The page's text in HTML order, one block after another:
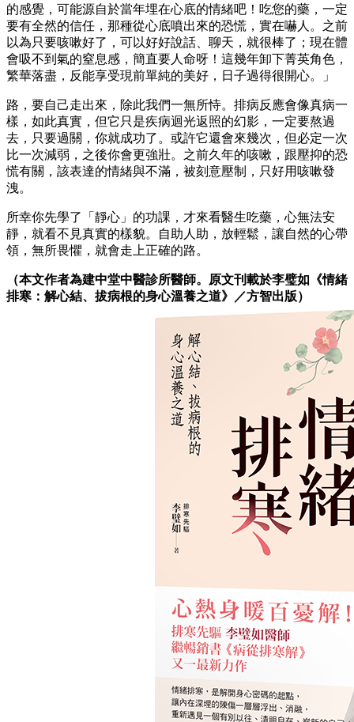
的感覺，可能源自於當年埋在心底的情緒吧！吃您的藥，一定
要有全然的信任，那種從心底噴出來的恐慌，實在嚇人。之前
以為只要咳嗽好了，可以好好說話、聊天，就很棒了；現在體
會吸不到氣的窒息感，簡直要人命呀！這幾年卸下菁英角色，
繁華落盡，反能享受現前單純的美好，日子過得很開心。」
路，要自己走出來，除此我們一無所恃。排病反應會像真病一
樣，如此真實，但它只是疾病迴光返照的幻影，一定要熬過
去，只要過關，你就成功了。或許它還會來幾次，但必定一次
比一次減弱，之後你會更強壯。之前久年的咳嗽，跟壓抑的恐
慌有關，該表達的情緒與不滿，被刻意壓制，只好用咳嗽發
洩。
所幸你先學了「靜心」的功課，才來看醫生吃藥，心無法安
靜，就看不見真實的樣貌。自助人助，放輕鬆，讓自然的心帶
領，無所畏懼，就會走上正確的路。
（本文作者為建中堂中醫診所醫師。原文刊載於李璧如《情緒
排寒：解心結、拔病根的身心溫養之道》／方智出版）